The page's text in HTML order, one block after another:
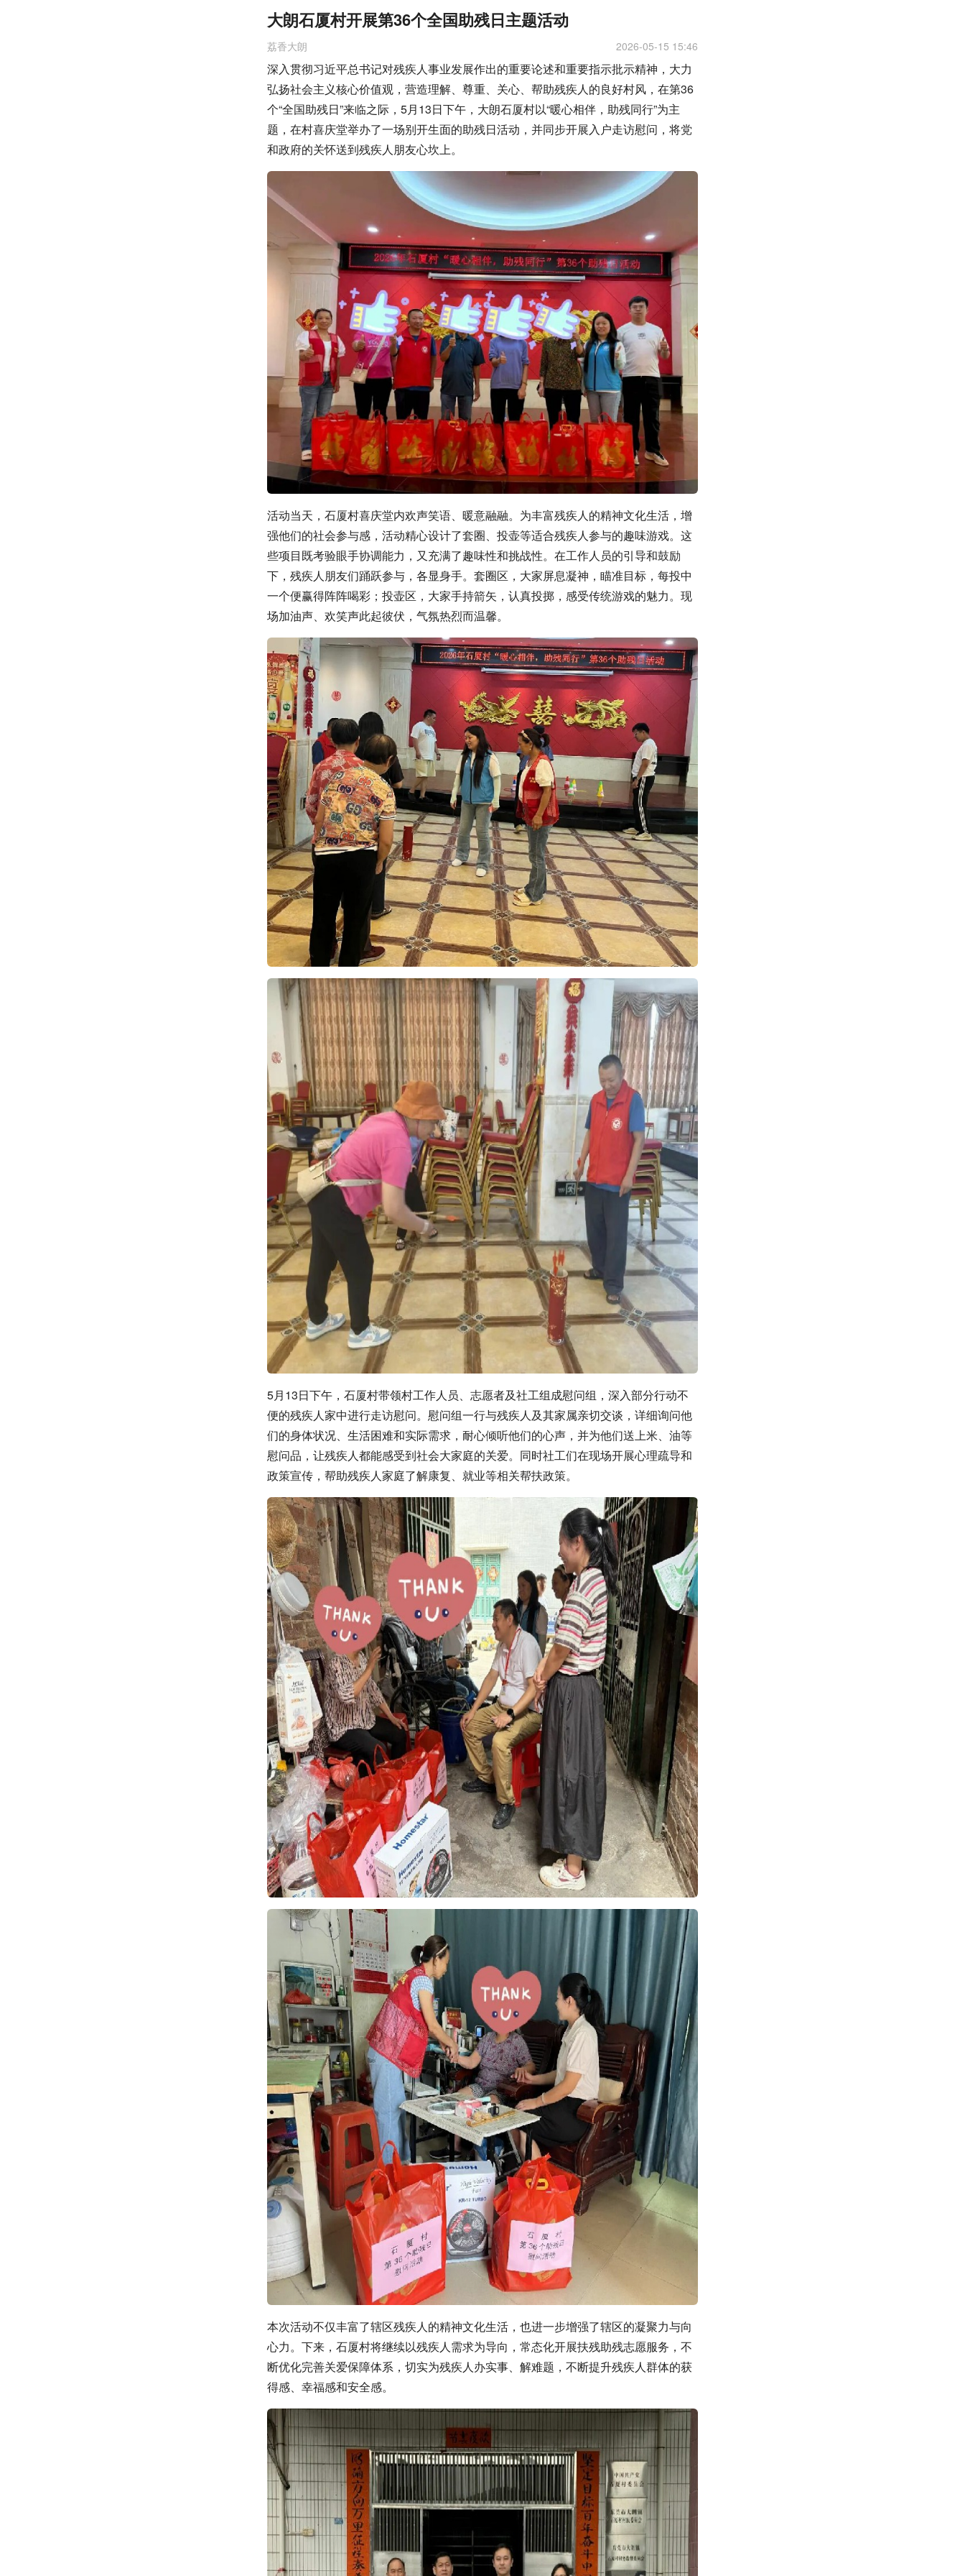
大朗石厦村开展第36个全国助残日主题活动
荔香大朗 2026-05-15 15:46
深入贯彻习近平总书记对残疾人事业发展作出的重要论述和重要指示批示精神，大力
弘扬社会主义核心价值观，营造理解、尊重、关心、帮助残疾人的良好村风，在第36
个“全国助残日”来临之际，5月13日下午，大朗石厦村以“暖心相伴，助残同行”为主
题，在村喜庆堂举办了一场别开生面的助残日活动，并同步开展入户走访慰问，将党
和政府的关怀送到残疾人朋友心坎上。
活动当天，石厦村喜庆堂内欢声笑语、暖意融融。为丰富残疾人的精神文化生活，增
强他们的社会参与感，活动精心设计了套圈、投壶等适合残疾人参与的趣味游戏。这
些项目既考验眼手协调能力，又充满了趣味性和挑战性。在工作人员的引导和鼓励
下，残疾人朋友们踊跃参与，各显身手。套圈区，大家屏息凝神，瞄准目标，每投中
一个便赢得阵阵喝彩；投壶区，大家手持箭矢，认真投掷，感受传统游戏的魅力。现
场加油声、欢笑声此起彼伏，气氛热烈而温馨。
5月13日下午，石厦村带领村工作人员、志愿者及社工组成慰问组，深入部分行动不
便的残疾人家中进行走访慰问。慰问组一行与残疾人及其家属亲切交谈，详细询问他
们的身体状况、生活困难和实际需求，耐心倾听他们的心声，并为他们送上米、油等
慰问品，让残疾人都能感受到社会大家庭的关爱。同时社工们在现场开展心理疏导和
政策宣传，帮助残疾人家庭了解康复、就业等相关帮扶政策。
本次活动不仅丰富了辖区残疾人的精神文化生活，也进一步增强了辖区的凝聚力与向
心力。下来，石厦村将继续以残疾人需求为导向，常态化开展扶残助残志愿服务，不
断优化完善关爱保障体系，切实为残疾人办实事、解难题，不断提升残疾人群体的获
得感、幸福感和安全感。